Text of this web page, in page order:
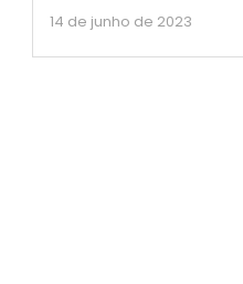
14 de junho de 2023